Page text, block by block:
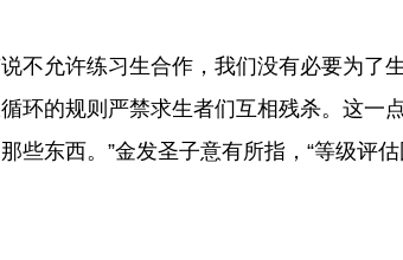
允许练习生合作，我们没有必要为了
的规则严禁求生者们互相残杀。这一
东西。”金发圣子意有所指，“等级评